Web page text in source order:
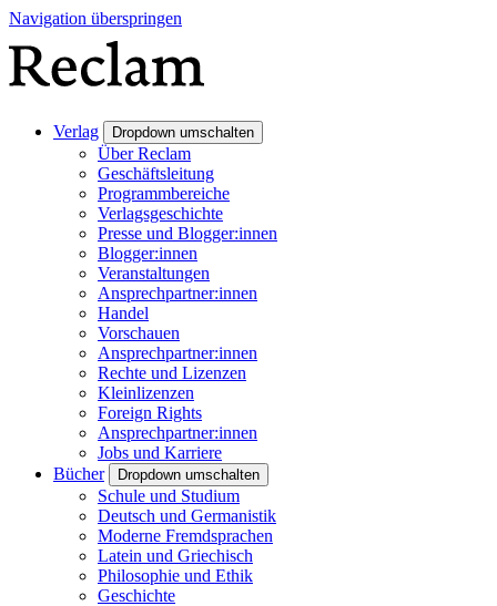
Navigation überspringen
Verlag Dropdown umschalten
Über Reclam
Geschäftsleitung
Programmbereiche
Verlagsgeschichte
Presse und Blogger:innen
Blogger:innen
Veranstaltungen
Ansprechpartner:innen
Handel
Vorschauen
Ansprechpartner:innen
Rechte und Lizenzen
Kleinlizenzen
Foreign Rights
Ansprechpartner:innen
Jobs und Karriere
Bücher
Dropdown umschalten
Schule und Studium
Deutsch und Germanistik
Moderne Fremdsprachen
Latein und Griechisch
Philosophie und Ethik
Geschichte